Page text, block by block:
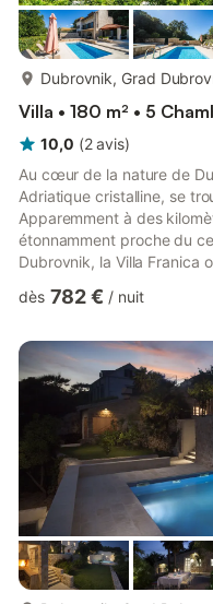
Dubrovnik, Grad
Villa • 180 m² • 5
10,0 (2 avis)
Au cœur de la nature de
Adriatique cristalline, se
Apparemment à des
étonnamment proche du
Dubrovnik, la Villa Franica
méticuleusement rénovée
entièrement climatisées et
soin et une grande
intéri...
dès 782 € / nuit